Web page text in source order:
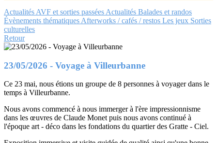
Actualités AVF et sorties passées Actualités Balades et randos
Évènements thématiques Afterworks / cafés / restos Les jeux Sorties
culturelles
Retour
23/05/2026 - Voyage à Villeurbanne
Ce 23 mai, nous étions un groupe de 8 personnes à voyager dans le
temps à Villeurbanne.
Nous avons commencé à nous immerger à l'ère impressionnisme
dans les œuvres de Claude Monet puis nous avons continué à
l'époque art - déco dans les fondations du quartier des Gratte - Ciel.